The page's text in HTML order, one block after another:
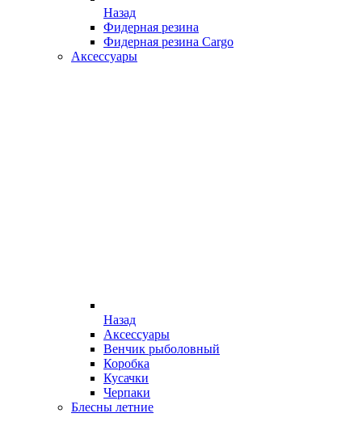
Назад
Фидерная резина
Фидерная резина Cargo
Аксессуары
Назад
Аксессуары
Венчик рыболовный
Коробка
Кусачки
Черпаки
Блесны летние